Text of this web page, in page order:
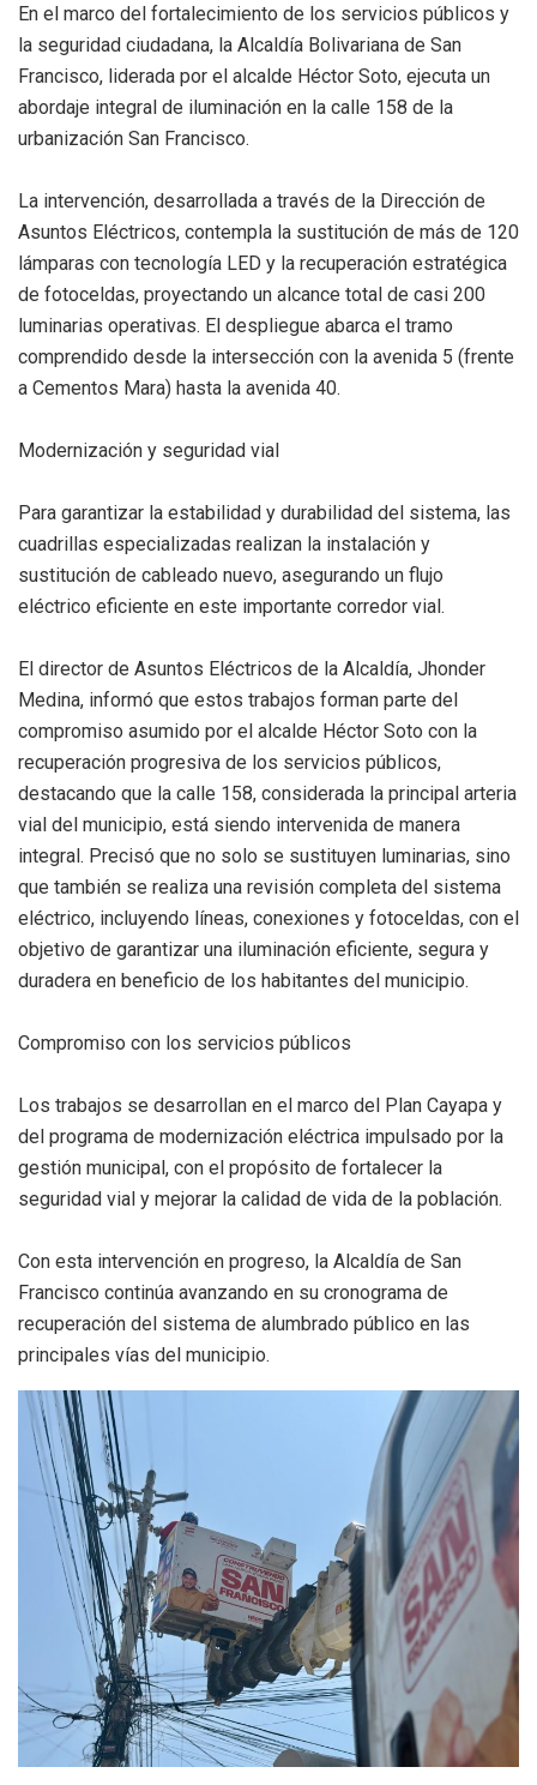
En el marco del fortalecimiento de los servicios públicos y
la seguridad ciudadana, la Alcaldía Bolivariana de San
Francisco, liderada por el alcalde Héctor Soto, ejecuta un
abordaje integral de iluminación en la calle 158 de la
urbanización San Francisco.
La intervención, desarrollada a través de la Dirección de
Asuntos Eléctricos, contempla la sustitución de más de 120
lámparas con tecnología LED y la recuperación estratégica
de fotoceldas, proyectando un alcance total de casi 200
luminarias operativas. El despliegue abarca el tramo
comprendido desde la intersección con la avenida 5 (frente
a Cementos Mara) hasta la avenida 40.
Modernización y seguridad vial
Para garantizar la estabilidad y durabilidad del sistema, las
cuadrillas especializadas realizan la instalación y
sustitución de cableado nuevo, asegurando un flujo
eléctrico eficiente en este importante corredor vial.
El director de Asuntos Eléctricos de la Alcaldía, Jhonder
Medina, informó que estos trabajos forman parte del
compromiso asumido por el alcalde Héctor Soto con la
recuperación progresiva de los servicios públicos,
destacando que la calle 158, considerada la principal arteria
vial del municipio, está siendo intervenida de manera
integral. Precisó que no solo se sustituyen luminarias, sino
que también se realiza una revisión completa del sistema
eléctrico, incluyendo líneas, conexiones y fotoceldas, con el
objetivo de garantizar una iluminación eficiente, segura y
duradera en beneficio de los habitantes del municipio.
Compromiso con los servicios públicos
Los trabajos se desarrollan en el marco del Plan Cayapa y
del programa de modernización eléctrica impulsado por la
gestión municipal, con el propósito de fortalecer la
seguridad vial y mejorar la calidad de vida de la población.
Con esta intervención en progreso, la Alcaldía de San
Francisco continúa avanzando en su cronograma de
recuperación del sistema de alumbrado público en las
principales vías del municipio.